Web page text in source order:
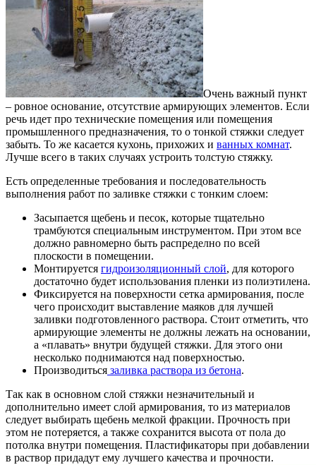
Очень важный пункт
– ровное основание, отсутствие армирующих элементов. Если
речь идет про технические помещения или помещения
промышленного предназначения, то о тонкой стяжки следует
забыть. То же касается кухонь, прихожих и ванных комнат.
Лучше всего в таких случаях устроить толстую стяжку.
Есть определенные требования и последовательность
выполнения работ по заливке стяжки с тонким слоем:
Засыпается щебень и песок, которые тщательно
трамбуются специальным инструментом. При этом все
должно равномерно быть распределно по всей
плоскости в помещении.
Монтируется гидроизоляционный слой, для которого
достаточно будет использования пленки из полиэтилена.
Фиксируется на поверхности сетка армирования, после
чего происходит выставление маяков для лучшей
заливки подготовленного раствора. Стоит отметить, что
армирующие элементы не должны лежать на основании,
а «плавать» внутри будущей стяжки. Для этого они
несколько поднимаются над поверхностью.
Производиться заливка раствора из бетона.
Так как в основном слой стяжки незначительный и
дополнительно имеет слой армирования, то из материалов
следует выбирать щебень мелкой фракции. Прочность при
этом не потеряется, а также сохранится высота от пола до
потолка внутри помещения. Пластификаторы при добавлении
в раствор придадут ему лучшего качества и прочности.